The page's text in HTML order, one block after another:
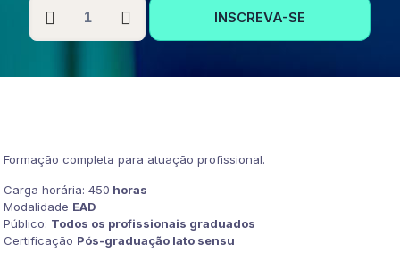
GRADUAÇÃO
EM
quantidade
INSCREVA-SE
Formação completa para atuação profissional.
Carga horária: 450 horas
Modalidade EAD
Público: Todos os profissionais graduados
Certificação Pós-graduação lato sensu